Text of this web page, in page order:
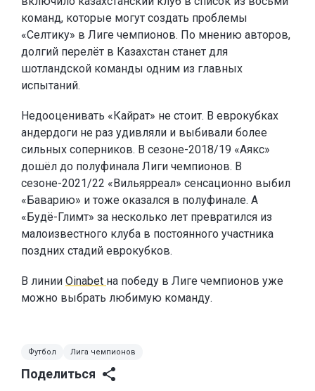
команд, которые могут создать проблемы
«Селтику» в Лиге чемпионов. По мнению авторов,
долгий перелёт в Казахстан станет для
шотландской команды одним из главных
испытаний.
Недооценивать «Кайрат» не стоит. В еврокубках
андердоги не раз удивляли и выбивали более
сильных соперников. В сезоне-2018/19 «Аякс»
дошёл до полуфинала Лиги чемпионов. В
сезоне-2021/22 «Вильярреал» сенсационно выбил
«Баварию» и тоже оказался в полуфинале. А
«Будё-Глимт» за несколько лет превратился из
малоизвестного клуба в постоянного участника
поздних стадий еврокубков.
В линии Oinabet на победу в Лиге чемпионов уже
можно выбрать любимую команду.
Футбол Лига чемпионов
Поделиться